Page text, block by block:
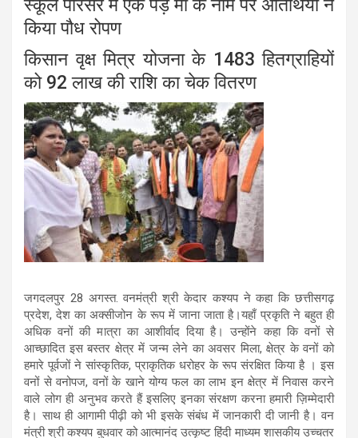
स्कूल परिसर में एक पेड़ माँ के नाम पर अतिथियों ने
किया पौध रोपण
किसान वृक्ष मित्र योजना के 1483 हितग्राहियों
को 92 लाख की राशि का चेक वितरण
जगदलपुर 28 अगस्त. वनमंत्री श्री केदार कश्यप ने कहा कि छत्तीसगढ़
प्रदेश, देश का अक्सीजोन के रूप में जाना जाता है।यहाँ प्रकृति ने बहुत ही
अधिक वनों की मात्रा का आशीर्वाद दिया है। उन्होंने कहा कि वनों से
आच्छादित इस बस्तर क्षेत्र में जन्म लेने का अवसर मिला, क्षेत्र के वनों को
हमारे पूर्वजों ने सांस्कृतिक, प्राकृतिक धरोहर के रूप संरक्षित किया है । इस
वनों से वनोपज, वनों के खाने योग्य फल का लाभ इन क्षेत्र में निवास करने
वाले लोग ही अनुभव करते हैं इसलिए इनका संरक्षण करना हमारी ज़िम्मेदारी
है। साथ ही आगामी पीढ़ी को भी इसके संबंध में जानकारी दी जानी है। वन
मंत्री श्री कश्यप बुधवार को आत्मानंद उत्कृष्ट हिंदी माध्यम शासकीय उच्चतर